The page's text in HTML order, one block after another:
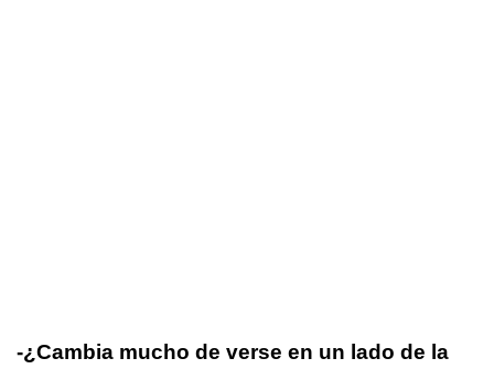
-¿Cambia mucho de verse en un lado de la